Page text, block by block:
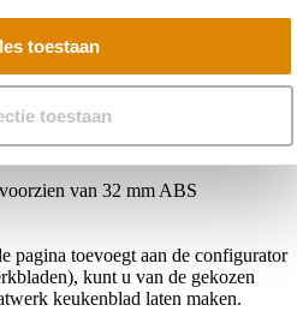
toestaan
toestaan
van 32 mm ABS
pagina toevoegt aan de configurator
kunt u van de gekozen
keukenblad laten maken.